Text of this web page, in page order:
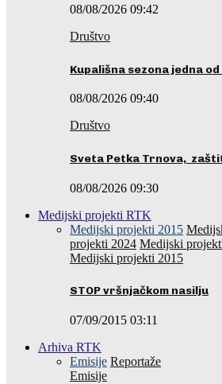
08/08/2026 09:42
Društvo
Kupališna sezona jedna
08/08/2026 09:40
Društvo
Sveta Petka Trnova,
08/08/2026 09:30
Medijski projekti RTK
Medijski projekti 2015
projekti 2024 Medijski
Medijski projekti 2015
STOP vršnjačkom nasilju
07/09/2015 03:11
Arhiva RTK
Emisije Reportaže
Emisije